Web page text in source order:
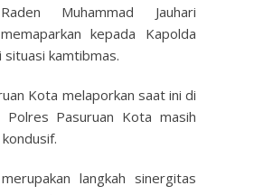
Muhammad Jauhari
memaparkan kepada Kapolda
situasi kamtibmas.
Kota melaporkan saat ini di
Polres Pasuruan Kota masih
langkah sinergitas